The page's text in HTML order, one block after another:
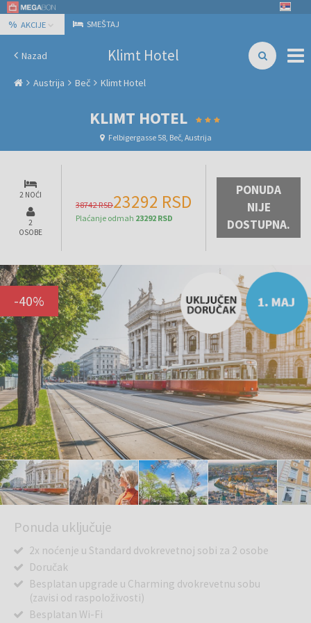
% AKCIJE SMEŠTAJ
Nazad Klimt Hotel
Austrija Beč Klimt Hotel
KLIMT HOTEL
Felbigergasse 58, Beč, Austrija
2 NOĆI
2
OSOBE
38742 RSD23292 RSD
Plaćanje odmah 23292 RSD
PONUDA
NIJE
DOSTUPNA.
-40%
Ponuda uključuje
2x noćenje u Standard dvokrevetnoj sobi za 2 osobe
Doručak
Besplatan upgrade u Charming dvokrevetnu sobu
(zavisi od raspoloživosti)
Besplatan Wi-Fi